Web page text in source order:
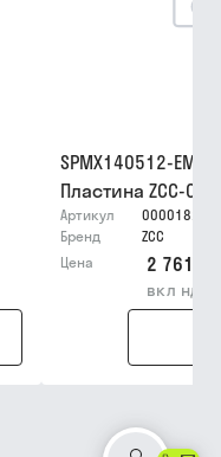
SPMX140512-EM
Пластина ZCC-CT
Артикул
Бренд
ZCC
Цена
2
вкл ндс